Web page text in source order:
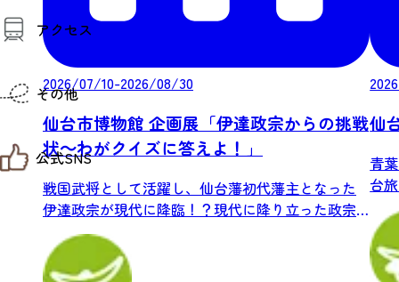
観光案内
お役立ち情報
観光アプリ
仙台観光マップ
アクセス
仙台までの経路検索
市内の交通情報
お得なチケット
その他
お知らせ
お問い合わせ
観光マップ
せんだい旅日和とは
サイト利用規約
プライバシーポリシー
サイトマップ
公式SNS
せんだい旅日和 X
せんだい旅日和 Instagram
せんだい旅日和 Facebook
仙台旅先体験コレクション Facebook
仙台旅先体験コレクション Instagaram
2026/07/10-2026/08/30
仙台市博物館 企画展「伊達政宗からの挑戦
状～わがクイズに答えよ！」
戦国武将として活躍し、仙台藩初代藩主となった
伊達政宗が現代に降臨！？現代に降り立った政宗
が、博...
仙
青
台
城